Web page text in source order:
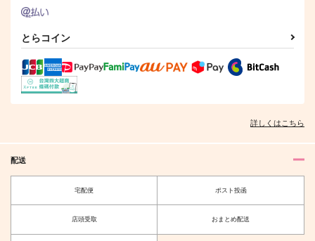
とらコイン
詳しくはこちら
配送
宅配便 ポスト投函
店頭受取 おまとめ配送